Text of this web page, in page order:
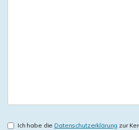
Ich habe die Datenschutzerklärung zur